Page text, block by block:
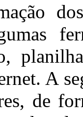
dos
A
de